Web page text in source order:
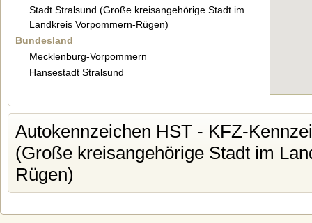
Stadt Stralsund (Große kreisangehörige Stadt im
Landkreis Vorpommern-Rügen)
Bundesland
Mecklenburg-Vorpommern
Hansestadt Stralsund
Autokennzeichen HST - KFZ-
(Große kreisangehörige Stadt im
Rügen)